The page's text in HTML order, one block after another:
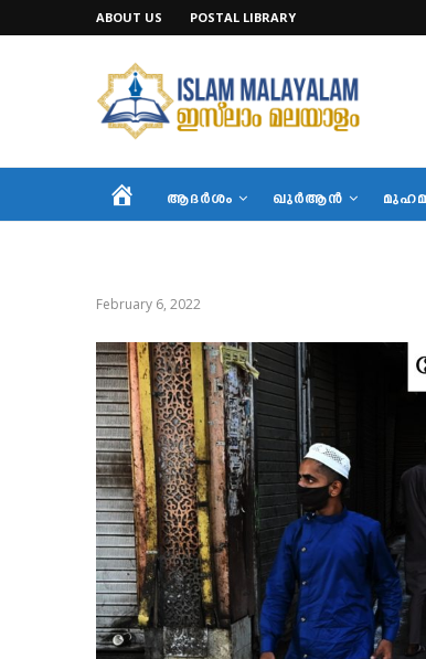
ABOUT US POSTAL LIBRARY
HOMEആദര്‍ശം ഖുര്‍ആന്‍
February 6, 2022